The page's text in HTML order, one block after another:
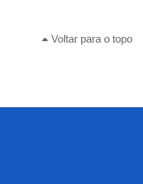
Voltar para o topo